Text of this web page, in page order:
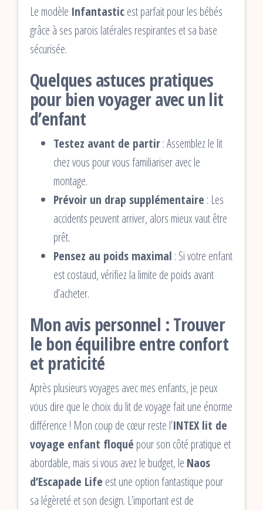
Le modèle Infantasticest parfait pour les bébés
grâce à ses parois latérales respirantes et sa base
sécurisée.
Quelques astuces pratiques
pour bien voyager avec un lit
d’enfant
Testez avant de partir: Assemblez le lit
chez vous pour vous familiariser avec le
montage.
Prévoir un drap supplémentaire : Les
accidents peuvent arriver, alors mieux vaut être
prêt.
Pensez au poids maximal : Si votre enfant
est costaud, vérifiez la limite de poids avant
d’acheter.
Mon avis personnel : Trouver
le bon équilibre entre confort
et praticité
Après plusieurs voyages avec mes enfants, je peux
vous dire que le choix du lit de voyage fait une énorme
différence ! Mon coup de cœur reste l’INTEX lit de
voyage enfant floqué pour son côté pratique et
abordable, mais si vous avez le budget, le Naos
d’Escapade Life est une option fantastique pour
sa légèreté et son design. L’important est de